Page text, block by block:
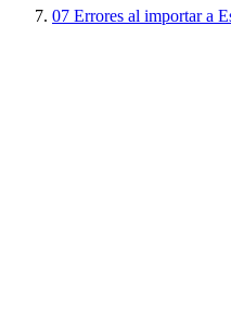
07 Errores al importar a